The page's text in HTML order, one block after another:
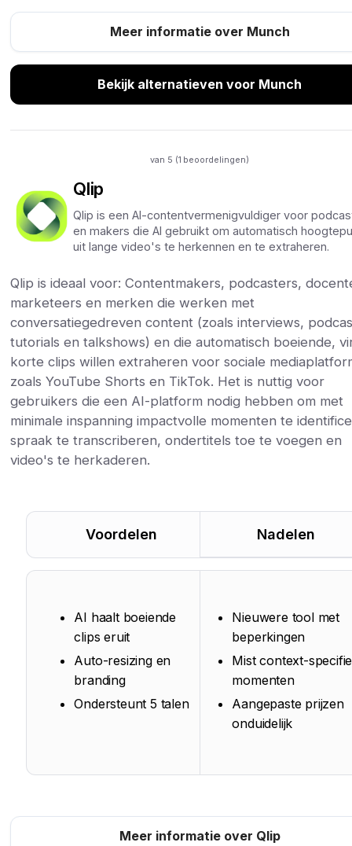
Meer informatie over Munch
Bekijk alternatieven voor Munch
van 5 (1 beoordelingen)
Qlip
Qlip is een AI-contentvermenigvuldiger voor
en makers die AI gebruikt om automatisch
uit lange video's te herkennen en te extraheren.
Qlip is ideaal voor: Contentmakers, podcasters,
marketeers en merken die werken met
conversatiegedreven content (zoals interviews,
tutorials en talkshows) en die automatisch boeiende,
korte clips willen extraheren voor sociale
zoals YouTube Shorts en TikTok. Het is nuttig voor
gebruikers die een AI-platform nodig hebben om met
minimale inspanning impactvolle momenten te
spraak te transcriberen, ondertitels toe te voegen en
video's te herkaderen.
Voordelen Nadelen
AI haalt boeiende
clips eruit
Auto-resizing en
branding
Ondersteunt 5 talen
Nieuwere tool met
beperkingen
Mist context-
momenten
Aangepaste prijzen
onduidelijk
Meer informatie over Qlip